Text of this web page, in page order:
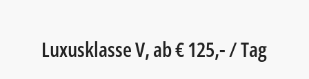
Luxusklasse V, ab € 125,- / Tag